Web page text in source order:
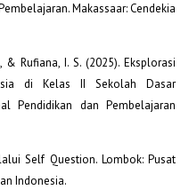
Makassaar: Cendekia
& Rufiana, I. S. (2025). Eksplorasi
di Kelas II Sekolah Dasar
Pendidikan dan Pembelajaran
Self Question. Lombok: Pusat
Indonesia.